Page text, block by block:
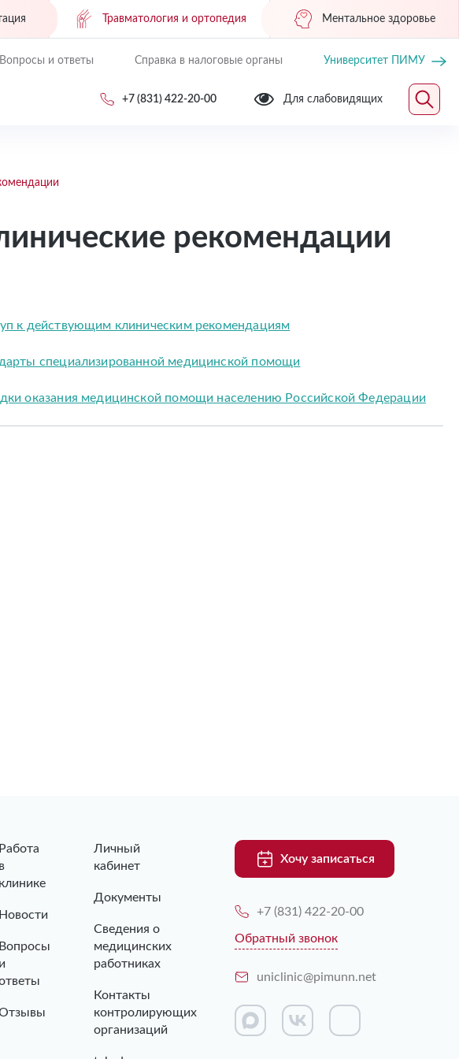
Травматология и ортопедия Ментальное здоровье
Вопросы и ответы Справка в налоговые органы Университет ПИМУ
+7 (831) 422-20-00 Для слабовидящих
рекомендации
к действующим клиническим рекомендациям
специализированной медицинской помощи
оказания медицинской помощи населению Российской Федерации
Работа
в
клинике
Новости
Вопросы
и
Личный
кабинет
Документы
Сведения о
медицинских
работниках
Контакты
контролирующих
организаций
Хочу записаться
+7 (831) 422-20-00
Обратный звонок
uniclinic@pimunn.net